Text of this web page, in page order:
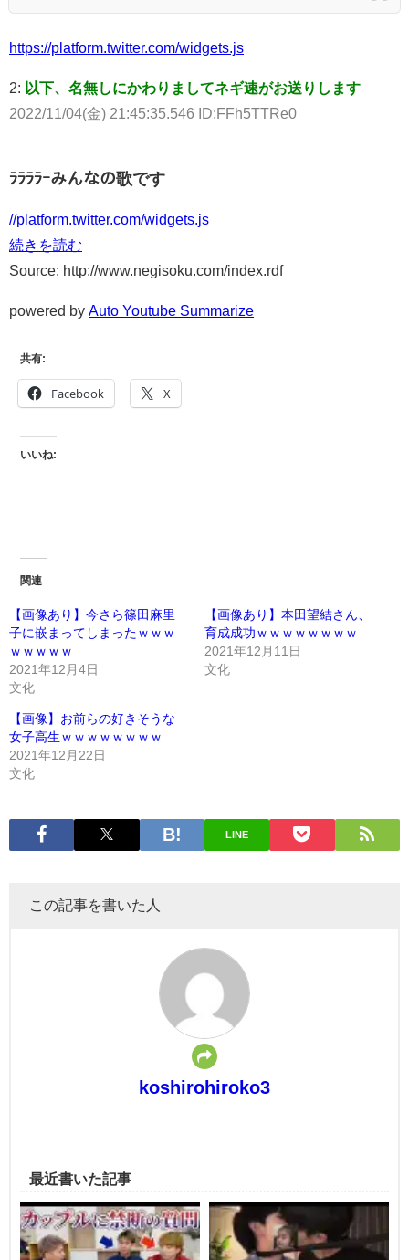
https://platform.twitter.com/widgets.js
2: 以下、名無しにかわりましてネギ速がお送りします
2022/11/04(金) 21:45:35.546 ID:FFh5TTRe0
ﾗﾗﾗﾗｰみんなの歌です
//platform.twitter.com/widgets.js
続きを読む
Source: http://www.negisoku.com/index.rdf
powered by Auto Youtube Summarize
共有:
Facebook X
いいね:
関連
【画像あり】今さら篠田麻里
子に嵌まってしまったｗｗｗ
ｗｗｗｗｗ
2021年12月4日
文化
【画像あり】本田望結さん、
育成成功ｗｗｗｗｗｗｗｗ
2021年12月11日
文化
【画像】お前らの好きそうな
女子高生ｗｗｗｗｗｗｗｗ
2021年12月22日
文化
LINE
この記事を書いた人
koshirohiroko3
最近書いた記事